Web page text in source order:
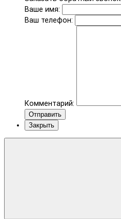
Ваше имя:
Ваш телефон:
Комментарий:
Отправить
Закрыть